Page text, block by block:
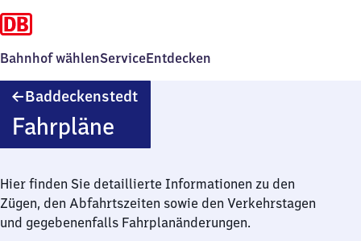
Bahnhof wählenServiceEntdecken
Baddeckenstedt
Fahrpläne
Hier finden Sie detaillierte Informationen zu den
Zügen, den Abfahrtszeiten sowie den Verkehrstagen
und gegebenenfalls Fahrplanänderungen.